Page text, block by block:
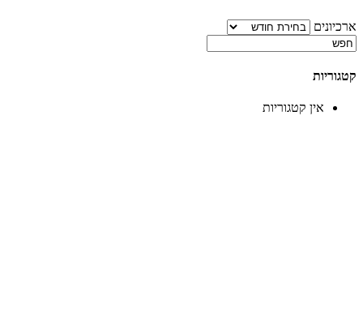
ארכיונים
קטגוריות
אין קטגוריות